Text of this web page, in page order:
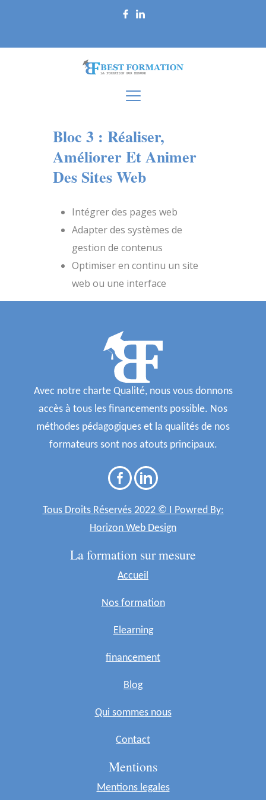
Bloc 3 : Réaliser,
Améliorer Et Animer
Des Sites Web
Intégrer des pages web
Adapter des systèmes de
gestion de contenus
Optimiser en continu un site
web ou une interface
Avec notre charte Qualité, nous vous donnons
accès à tous les financements possible. Nos
méthodes pédagogiques et la qualités de nos
formateurs sont nos atouts principaux.
Tous Droits Réservés 2022 © I Powred By:
Horizon Web Design
La formation sur mesure
Accueil
Nos formation
Elearning
financement
Blog
Qui sommes nous
Contact
Mentions
Mentions legales